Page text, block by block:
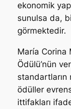
ekonomik
sunulsa da,
görmektedir.
María Corina
Ödülü’nün
standartların
ödüller
ittifakları